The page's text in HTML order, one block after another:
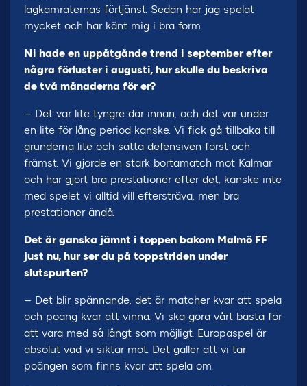
lagkamraternas förtjänst. Sedan har jag spelat
mycket och har känt mig i bra form.
Ni hade en uppåtgånde trend i september efter
några förluster i augusti, hur skulle du beskriva
de två månaderna för er?
– Det var lite tyngre där innan, och det var under
en lite för lång period kanske. Vi fick gå tillbaka till
grunderna lite och sätta defensiven först och
främst. Vi gjorde en stark bortamatch mot Kalmar
och har gjort bra prestationer efter det, kanske inte
med spelet vi alltid vill eftersträva, men bra
prestationer ändå.
Det är ganska jämnt i toppen bakom Malmö FF
just nu, hur ser du på toppstriden under
slutspurten?
– Det blir spännande, det är matcher kvar att spela
och poäng kvar att vinna. Vi ska göra vårt bästa för
att vara med så långt som möjligt. Europaspel är
absolut vad vi siktar mot. Det gäller att vi tar
poängen som finns kvar att spela om.